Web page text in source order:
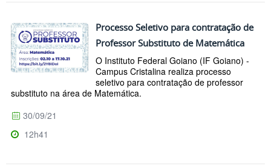
Processo Seletivo para contratação de
Professor Substituto de Matemática
O Instituto Federal Goiano (IF Goiano) -
Campus Cristalina realiza processo
seletivo para contratação de professor
substituto na área de Matemática.
30/09/21
12h41